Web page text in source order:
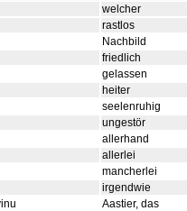
welcher
rastlos
Nachbild
friedlich
gelassen
heiter
seelenruhig
ungestör
allerhand
allerlei
mancherlei
irgendwie
Aastier, das